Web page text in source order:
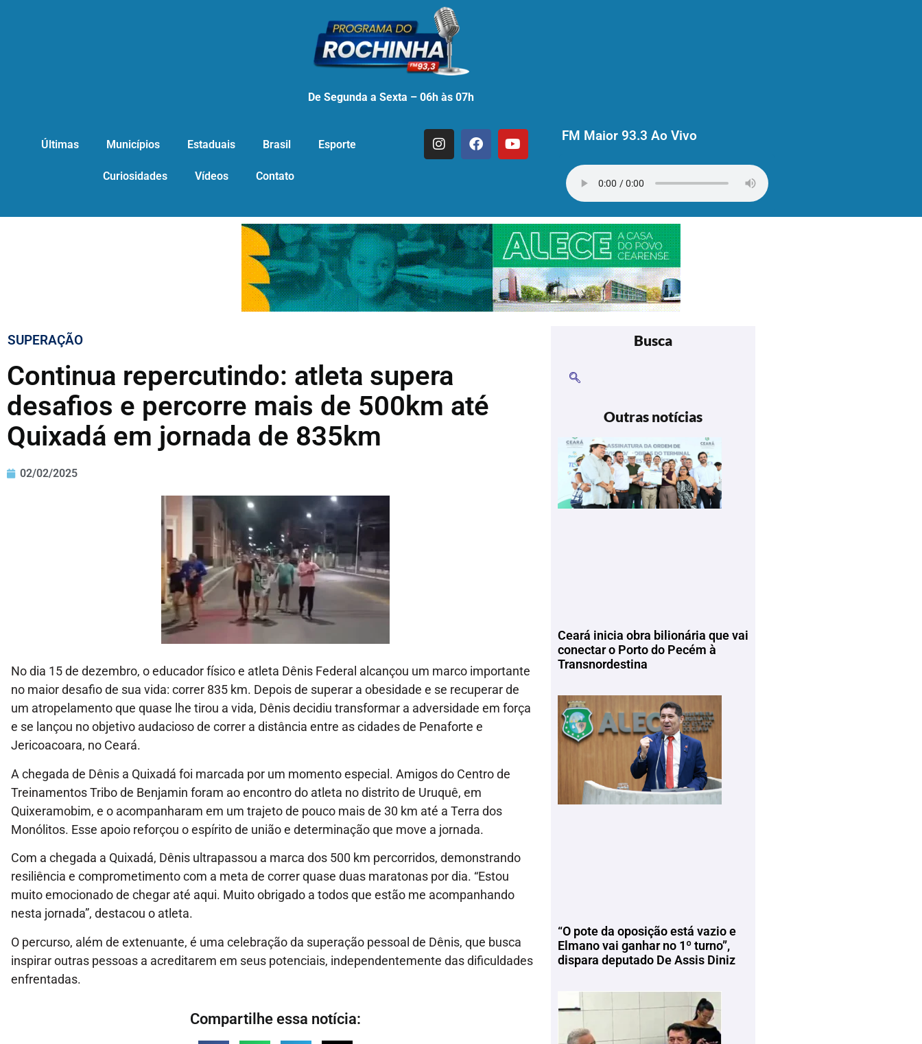
De Segunda a Sexta – 06h às 07h
Últimas Municípios Estaduais Brasil Esporte
Curiosidades Vídeos Contato
FM Maior 93.3 Ao Vivo
SUPERAÇÃO
Continua repercutindo: atleta supera
desafios e percorre mais de 500km até
Quixadá em jornada de 835km
02/02/2025
No dia 15 de dezembro, o educador físico e atleta Dênis Federal alcançou um marco importante
no maior desafio de sua vida: correr 835 km. Depois de superar a obesidade e se recuperar de
um atropelamento que quase lhe tirou a vida, Dênis decidiu transformar a adversidade em força
e se lançou no objetivo audacioso de correr a distância entre as cidades de Penaforte e
Jericoacoara, no Ceará.
A chegada de Dênis a Quixadá foi marcada por um momento especial. Amigos do Centro de
Treinamentos Tribo de Benjamin foram ao encontro do atleta no distrito de Uruquê, em
Quixeramobim, e o acompanharam em um trajeto de pouco mais de 30 km até a Terra dos
Monólitos. Esse apoio reforçou o espírito de união e determinação que move a jornada.
Com a chegada a Quixadá, Dênis ultrapassou a marca dos 500 km percorridos, demonstrando
resiliência e comprometimento com a meta de correr quase duas maratonas por dia. “Estou
muito emocionado de chegar até aqui. Muito obrigado a todos que estão me acompanhando
nesta jornada”, destacou o atleta.
O percurso, além de extenuante, é uma celebração da superação pessoal de Dênis, que busca
inspirar outras pessoas a acreditarem em seus potenciais, independentemente das dificuldades
enfrentadas.
Compartilhe essa notícia:
Busca
Outras notícias
Ceará inicia obra bilionária que vai
conectar o Porto do Pecém à
Transnordestina
“O pote da oposição está vazio e
Elmano vai ganhar no 1º turno”,
dispara deputado De Assis Diniz